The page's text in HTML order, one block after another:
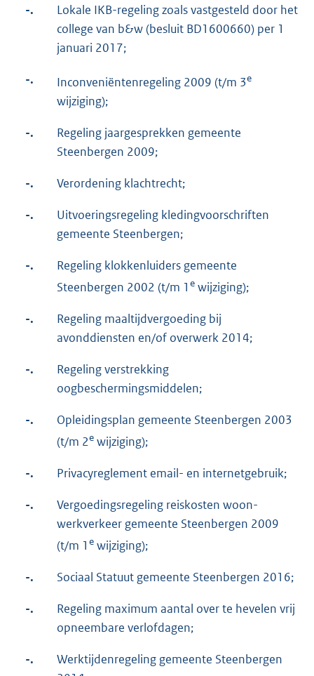
-.
Lokale IKB-regeling zoals vastgesteld door het
college van b&w (besluit BD1600660) per 1
januari 2017;
-. Inconveniëntenregeling 2009 (t/m 3e
wijziging);
-.
Regeling jaargesprekken gemeente
Steenbergen 2009;
-. Verordening klachtrecht;
-.
Uitvoeringsregeling kledingvoorschriften
gemeente Steenbergen;
-.
Regeling klokkenluiders gemeente
Steenbergen 2002 (t/m 1 e wijziging);
-.
Regeling maaltijdvergoeding bij
avonddiensten en/of overwerk 2014;
-.
Regeling verstrekking
oogbeschermingsmiddelen;
-.
Opleidingsplan gemeente Steenbergen 2003
(t/m 2e wijziging);
-. Privacyreglement email- en internetgebruik;
-.
Vergoedingsregeling reiskosten woon-
werkverkeer gemeente Steenbergen 2009
(t/m 1 e wijziging);
-. Sociaal Statuut gemeente Steenbergen 2016;
-.
Regeling maximum aantal over te hevelen vrij
opneembare verlofdagen;
-.
Werktijdenregeling gemeente Steenbergen